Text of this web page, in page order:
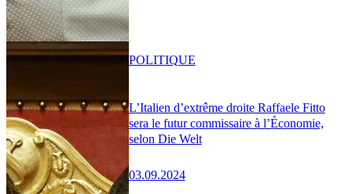
L’Italien d’extrême droite Raffaele Fitto
sera le futur commissaire à l’Économie,
selon Die Welt
03.09.2024
POLITIQUE